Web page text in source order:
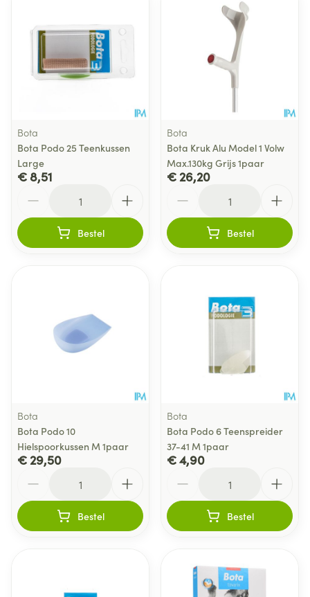
Bota
Bota Podo 25 Teenkussen
Large
€ 8,51
Bestel
Bota
Bota Kruk Alu Model 1 Volw
Max.130kg Grijs 1paar
€ 26,20
Bestel
Bota
Bota Podo 10
Hielspoorkussen M 1paar
€ 29,50
Bestel
Bota
Bota Podo 6 Teenspreider
37-41 M 1paar
€ 4,90
Bestel